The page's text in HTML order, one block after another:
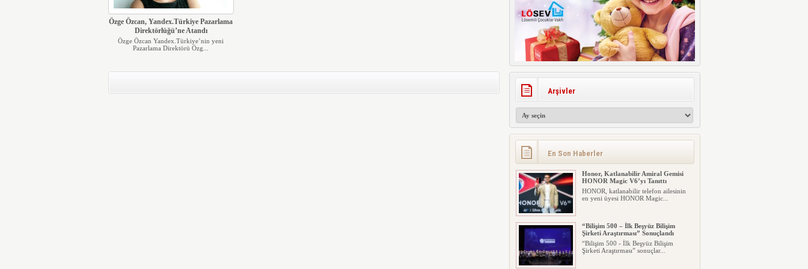
Özge Özcan, Yandex.Türkiye Pazarlama
Direktörlüğü’ne Atandı
Özge Özcan Yandex.Türkiye’nin yeni
Pazarlama Direktörü Özg...
Arşivler
En Son Haberler
Honor, Katlanabilir Amiral Gemisi
HONOR Magic V6’yı Tanıttı
HONOR, katlanabilir telefon ailesinin
en yeni üyesi HONOR Magic...
“Bilişim 500 – İlk Beşyüz Bilişim
Şirketi Araştırması” Sonuçlandı
“Bilişim 500 - İlk Beşyüz Bilişim
Şirketi Araştırması” sonuçlar...